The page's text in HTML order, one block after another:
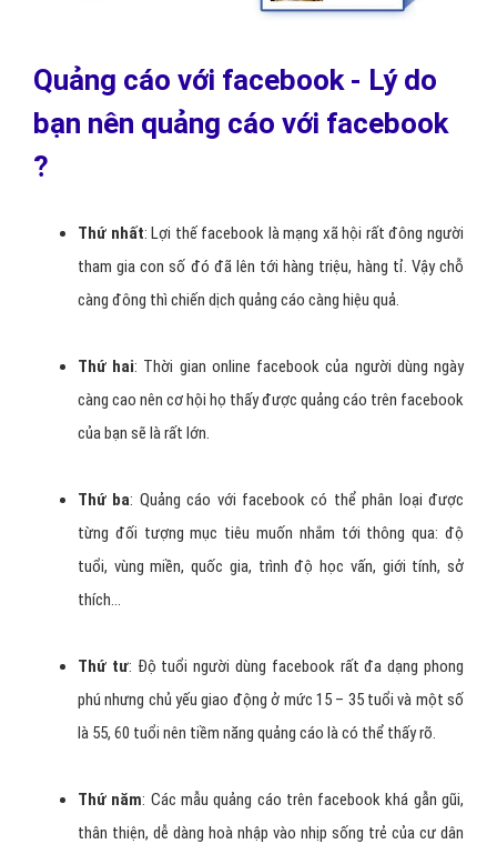
Quảng cáo với facebook - Lý do
bạn nên quảng cáo với facebook
?
Thứ nhất: Lợi thế facebook là mạng xã hội rất đông người
tham gia con số đó đã lên tới hàng triệu, hàng tỉ. Vậy chỗ
càng đông thì chiến dịch quảng cáo càng hiệu quả.
Thứ hai: Thời gian online facebook của người dùng ngày
càng cao nên cơ hội họ thấy được quảng cáo trên facebook
của bạn sẽ là rất lớn.
Thứ ba: Quảng cáo với facebook có thể phân loại được
từng đối tượng mục tiêu muốn nhắm tới thông qua: độ
tuổi, vùng miền, quốc gia, trình độ học vấn, giới tính, sở
thích...
Thứ tư: Độ tuổi người dùng facebook rất đa dạng phong
phú nhưng chủ yếu giao động ở mức 15 – 35 tuổi và một số
là 55, 60 tuổi nên tiềm năng quảng cáo là có thể thấy rõ.
Thứ năm: Các mẫu quảng cáo trên facebook khá gẫn gũi,
thân thiện, dễ dàng hoà nhập vào nhịp sống trẻ của cư dân